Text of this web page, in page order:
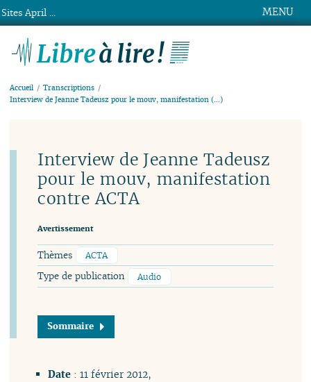
MENU
Accueil
Transcriptions
Interview de Jeanne Tadeusz pour le mouv, manifestation (…)
Interview de Jeanne Tadeusz
pour le mouv, manifestation
contre ACTA
Avertissement
Thèmes ACTA
Type de publication Audio
Sommaire
Date: 11 février 2012,
Sites April ...